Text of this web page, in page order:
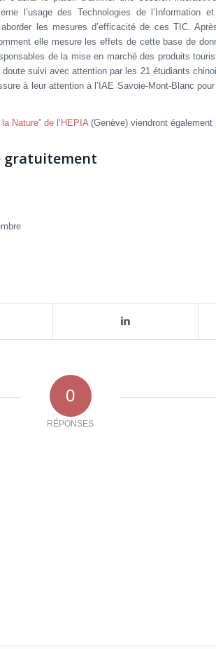
l’usage des Technologies de l’Information
les mesures d’efficacité de ces TIC.
elle mesure les effets de cette base de
de la mise en marché des produits
suivi avec attention par les 21 étudiants
à leur attention à l’IAE Savoie-Mont-Blanc
Nature” de l’HEPIA(Genève) viendront également
gratuitement
0
RÉPONSES